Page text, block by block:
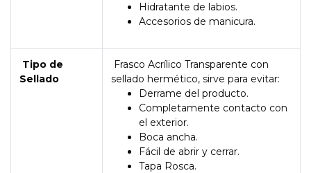
Hidratante de labios.
Accesorios de manicura.
Tipo de
Sellado
Frasco Acrílico Transparente con
sellado hermético, sirve para evitar:
Derrame del producto.
Completamente contacto con
el exterior.
Boca ancha.
Fácil de abrir y cerrar.
Tapa Rosca.